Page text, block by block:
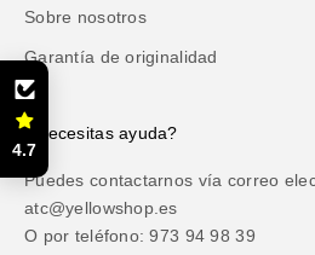
Sobre nosotros
Garantía de originalidad
¿Necesitas ayuda?
Puedes contactarnos vía correo
atc@yellowshop.es
O por teléfono: 973 94 98 39
4.7